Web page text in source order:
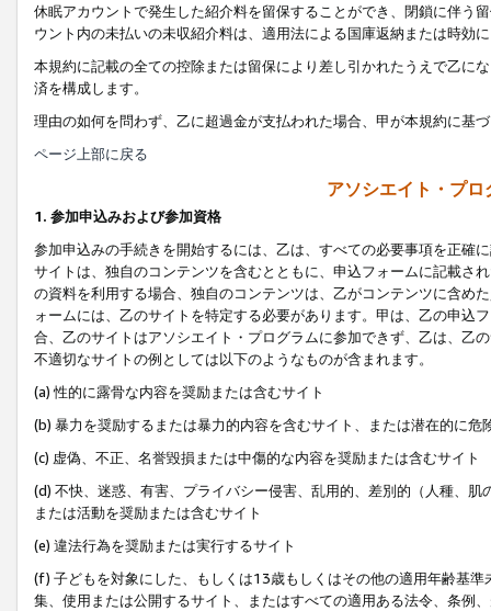
休眠アカウントで発生した紹介料を留保することができ、閉鎖に伴う
ウント内の未払いの未収紹介料は、適用法による国庫返納または時効
本規約に記載の全ての控除または留保により差し引かれたうえで乙に
済を構成します。
理由の如何を問わず、乙に超過金が支払われた場合、甲が本規約に基
ページ上部に戻る
アソシエイト・プ
1. 参加申込みおよび参加資格
参加申込みの手続きを開始するには、乙は、すべての必要事項を正確
サイトは、独自のコンテンツを含むとともに、申込フォームに記載さ
の資料を利用する場合、独自のコンテンツは、乙がコンテンツに含め
ォームには、乙のサイトを特定する必要があります。甲は、乙の申込
合、乙のサイトはアソシエイト・プログラムに参加できず、乙は、乙
不適切なサイトの例としては以下のようなものが含まれます。
(a) 性的に露骨な内容を奨励または含むサイト
(b) 暴力を奨励するまたは暴力的内容を含むサイト、または潜在的に
(c) 虚偽、不正、名誉毀損または中傷的な内容を奨励または含むサイト
(d) 不快、迷惑、有害、プライバシー侵害、乱用的、差別的（人種、
または活動を奨励または含むサイト
(e) 違法行為を奨励または実行するサイト
(f) 子どもを対象にした、もしくは13歳もしくはその他の適用年齢基
集、使用または公開するサイト、またはすべての適用ある法令、条例